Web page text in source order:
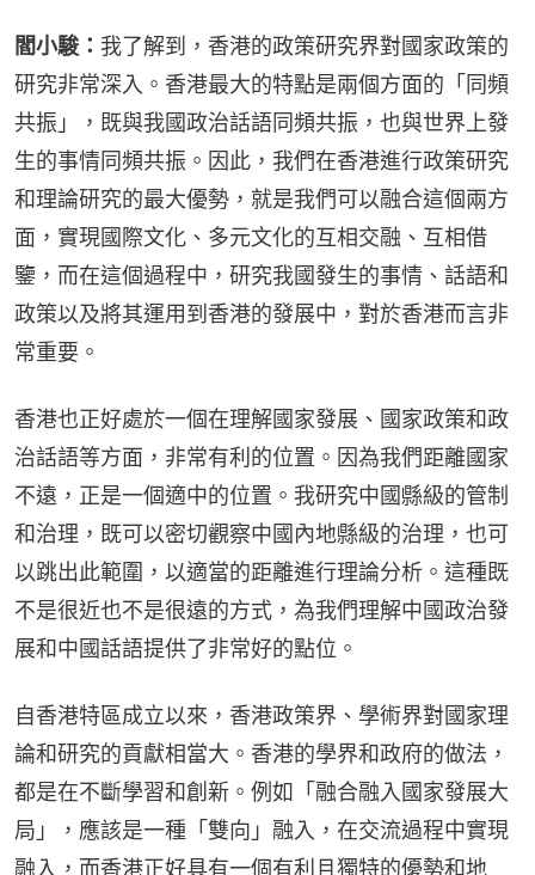
閻小駿： 我了解到，香港的政策研究界對國家政策的
研究非常深入。香港最大的特點是兩個方面的「同頻
共振」，既與我國政治話語同頻共振，也與世界上發
生的事情同頻共振。因此，我們在香港進行政策研究
和理論研究的最大優勢，就是我們可以融合這個兩方
面，實現國際文化、多元文化的互相交融、互相借
鑒，而在這個過程中，研究我國發生的事情、話語和
政策以及將其運用到香港的發展中，對於香港而言非
常重要。
香港也正好處於一個在理解國家發展、國家政策和政
治話語等方面，非常有利的位置。因為我們距離國家
不遠，正是一個適中的位置。我研究中國縣級的管制
和治理，既可以密切觀察中國內地縣級的治理，也可
以跳出此範圍，以適當的距離進行理論分析。這種既
不是很近也不是很遠的方式，為我們理解中國政治發
展和中國話語提供了非常好的點位。
自香港特區成立以來，香港政策界、學術界對國家理
論和研究的貢獻相當大。香港的學界和政府的做法，
都是在不斷學習和創新。例如「融合融入國家發展大
局」，應該是一種「雙向」融入，在交流過程中實現
融入，而香港正好具有一個有利且獨特的優勢和地